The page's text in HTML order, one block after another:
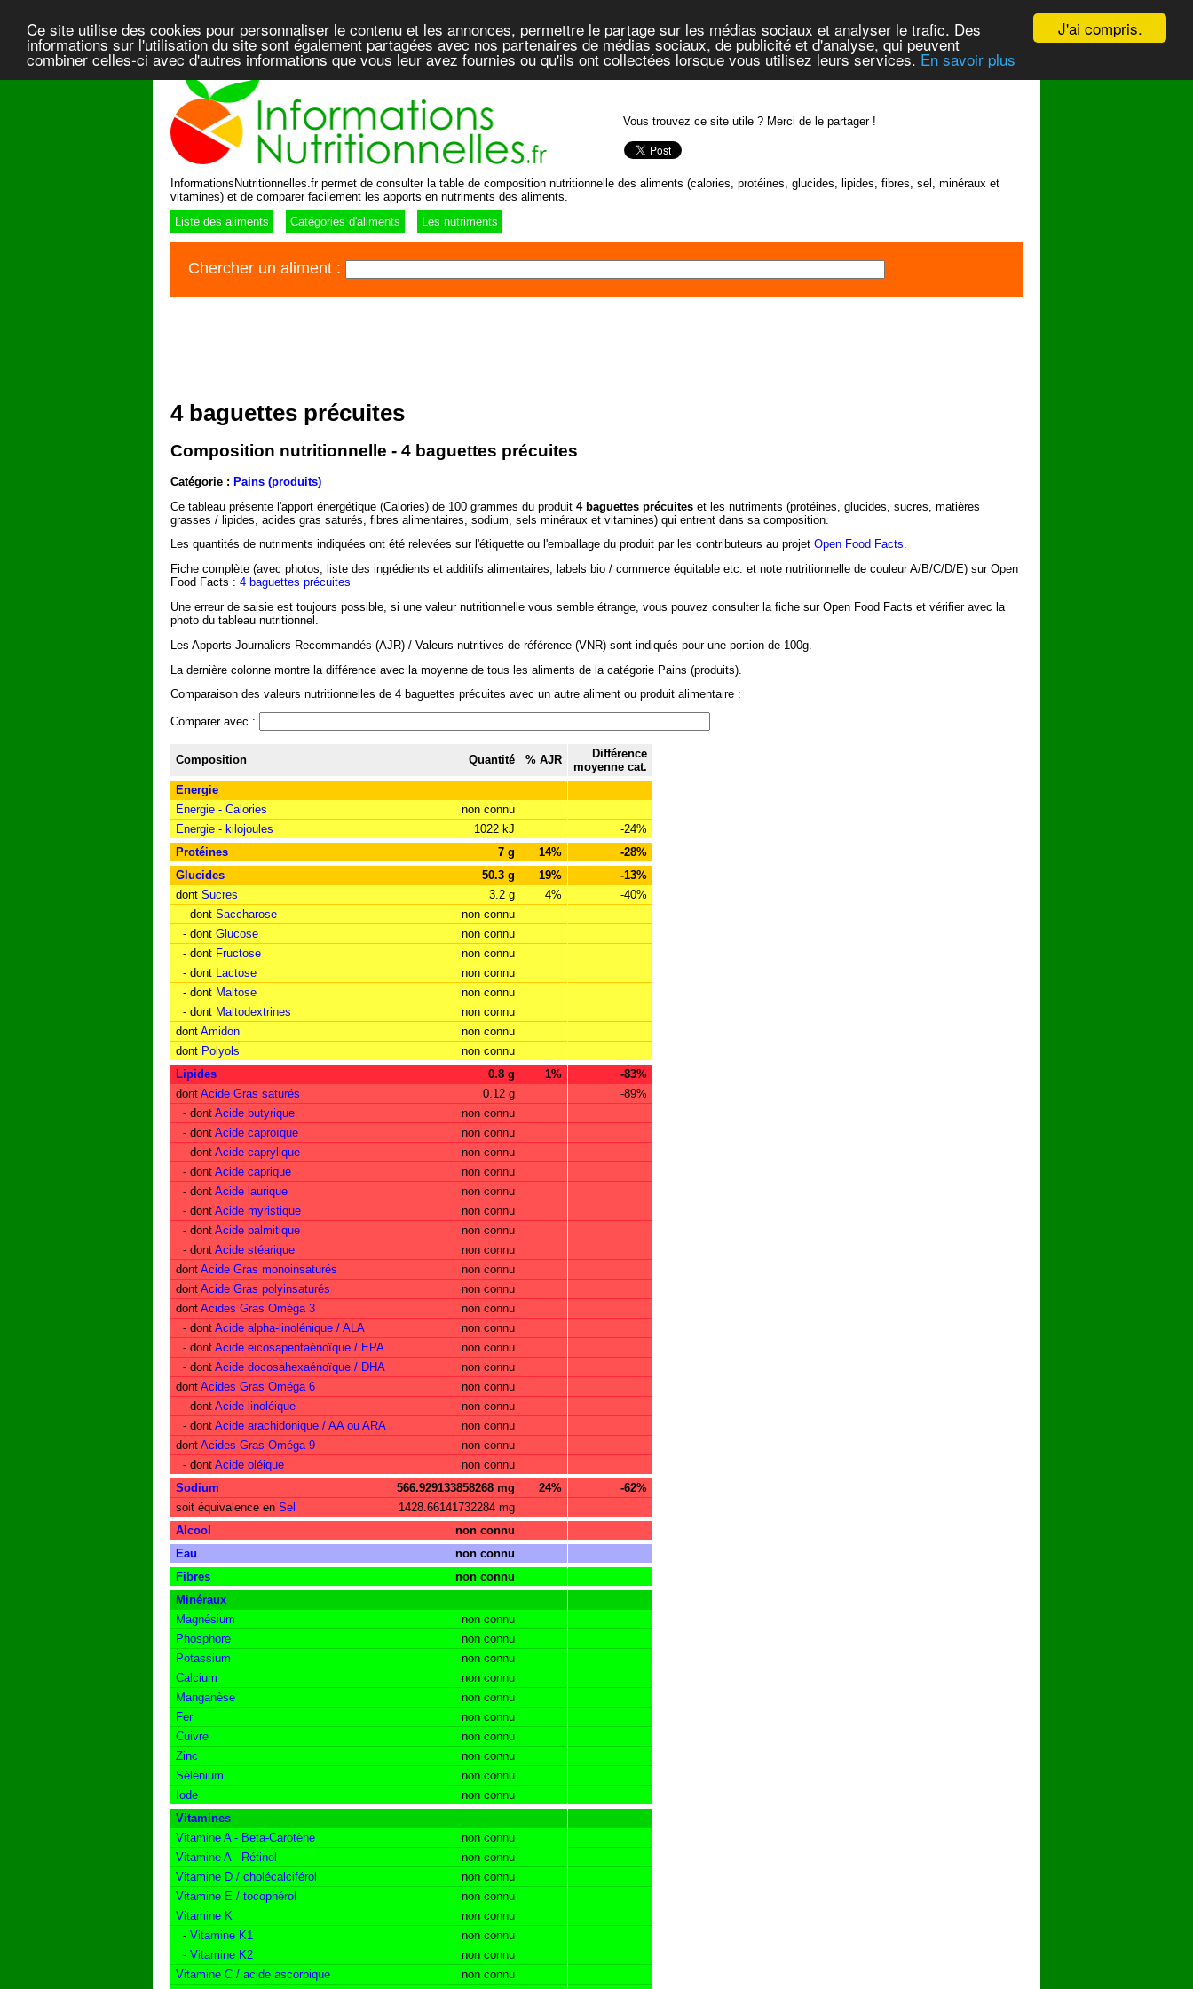
J'ai compris.
Ce site utilise des cookies pour personnaliser le contenu et les annonces, permettre le partage sur les médias sociaux et analyser le trafic. Des
informations sur l'utilisation du site sont également partagées avec nos partenaires de médias sociaux, de publicité et d'analyse, qui peuvent
combiner celles-ci avec d'autres informations que vous leur avez fournies ou qu'ils ont collectées lorsque vous utilisez leurs services. En savoir plus
Vous trouvez ce site utile ? Merci de le partager !
InformationsNutritionnelles.fr permet de consulter la table de composition nutritionnelle des aliments (calories, protéines, glucides, lipides, fibres, sel, minéraux et
vitamines) et de comparer facilement les apports en nutriments des aliments.
Liste des aliments
Catégories d'aliments Les nutriments
Chercher un aliment :
4 baguettes précuites
Composition nutritionnelle - 4 baguettes précuites
Catégorie : Pains (produits)
Ce tableau présente l'apport énergétique (Calories) de 100 grammes du produit 4 baguettes précuites et les nutriments (protéines, glucides, sucres, matières
grasses / lipides, acides gras saturés, fibres alimentaires, sodium, sels minéraux et vitamines) qui entrent dans sa composition.
Les quantités de nutriments indiquées ont été relevées sur l'étiquette ou l'emballage du produit par les contributeurs au projet Open Food Facts.
Fiche complète (avec photos, liste des ingrédients et additifs alimentaires, labels bio / commerce équitable etc. et note nutritionnelle de couleur A/B/C/D/E) sur Open
Food Facts : 4 baguettes précuites
Une erreur de saisie est toujours possible, si une valeur nutritionnelle vous semble étrange, vous pouvez consulter la fiche sur Open Food Facts et vérifier avec la
photo du tableau nutritionnel.
Les Apports Journaliers Recommandés (AJR) / Valeurs nutritives de référence (VNR) sont indiqués pour une portion de 100g.
La dernière colonne montre la différence avec la moyenne de tous les aliments de la catégorie Pains (produits).
Comparaison des valeurs nutritionnelles de 4 baguettes précuites avec un autre aliment ou produit alimentaire :
Comparer avec :
Composition Quantité % AJR
Différence
moyenne cat.
Energie
Energie - Calories
non connu
Energie - kilojoules
1022 kJ
-24%
Protéines
7 g 14%
-28%
Glucides
50.3 g 19%
-13%
dont Sucres 3.2 g 4%
-40%
- dont Saccharose
non connu
- dont Glucose
non connu
- dont Fructose
non connu
- dont Lactose
non connu
- dont Maltose
non connu
- dont Maltodextrines
non connu
dont Amidon
non connu
dont Polyols
non connu
Lipides
0.8 g 1%
-83%
dont Acide Gras saturés 0.12 g
-89%
- dont Acide butyrique
non connu
- dont Acide caproïque
non connu
- dont Acide caprylique
non connu
- dont Acide caprique
non connu
- dont Acide laurique
non connu
- dont Acide myristique
non connu
- dont Acide palmitique
non connu
- dont Acide stéarique
non connu
dont Acide Gras monoinsaturés
non connu
dont Acide Gras polyinsaturés
non connu
dont Acides Gras Oméga 3
non connu
- dont Acide alpha-linolénique / ALA
non connu
- dont Acide eicosapentaénoïque / EPA
non connu
- dont Acide docosahexaénoïque / DHA
non connu
dont Acides Gras Oméga 6
non connu
- dont Acide linoléique
non connu
- dont Acide arachidonique / AA ou ARA
non connu
dont Acides Gras Oméga 9
non connu
- dont Acide oléique
non connu
Sodium
566.929133858268 mg 24%
-62%
soit équivalence en Sel
1428.66141732284 mg
Alcool
non connu
Eau
non connu
Fibres
non connu
Minéraux
Magnésium
non connu
Phosphore
non connu
Potassium
non connu
Calcium
non connu
Manganèse
non connu
Fer
non connu
Cuivre
non connu
Zinc
non connu
Sélénium
non connu
Iode
non connu
Vitamines
Vitamine A - Beta-Carotène
non connu
Vitamine A - Rétinol
non connu
Vitamine D / cholécalciférol
non connu
Vitamine E / tocophérol
non connu
Vitamine K
non connu
- Vitamine K1
non connu
- Vitamine K2
non connu
Vitamine C / acide ascorbique
non connu